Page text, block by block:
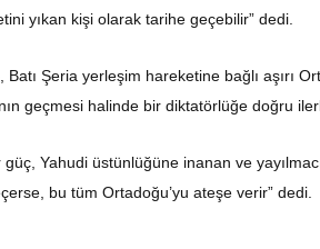
yıkan kişi olarak tarihe geçebilir” dedi.
Şeria yerleşim hareketine bağlı aşırı
geçmesi halinde bir diktatörlüğe doğru
Yahudi üstünlüğüne inanan ve
bu tüm Ortadoğu’yu ateşe verir” dedi.